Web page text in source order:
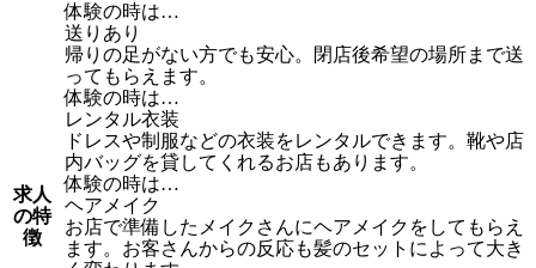
求人
の特
徴
体験の時は…
送りあり
帰りの足がない方でも安心。閉店後希望の場所まで送
ってもらえます。
体験の時は…
レンタル衣装
ドレスや制服などの衣装をレンタルできます。靴や店
内バッグを貸してくれるお店もあります。
体験の時は…
ヘアメイク
お店で準備したメイクさんにヘアメイクをしてもらえ
ます。お客さんからの反応も髪のセットによって大き